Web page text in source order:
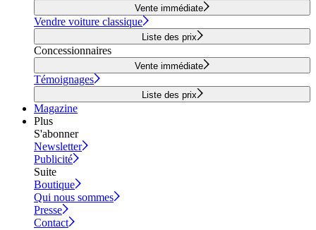
Vente immédiate
Vendre voiture classique
Liste des prix
Concessionnaires
Vente immédiate
Témoignages
Liste des prix
Magazine
Plus
S'abonner
Newsletter
Publicité
Suite
Boutique
Qui nous sommes
Presse
Contact